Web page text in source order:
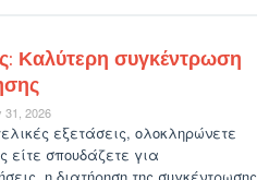
Καλύτερη συγκέντρωση
31, 2026
εξετάσεις, ολοκληρώνετε
είτε σπουδάζετε για